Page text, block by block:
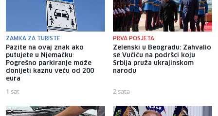
ZAMKA ZA TURISTE
Pazite na ovaj znak ako
putujete u Njemačku:
Pogrešno parkiranje može
donijeti kaznu veću od 200
eura
1 sat
PRVA POSJETA
Zelenski u Beogradu: Zahvalio
se Vučiću na podršci koju
Srbija pruža ukrajinskom
narodu
2 sata